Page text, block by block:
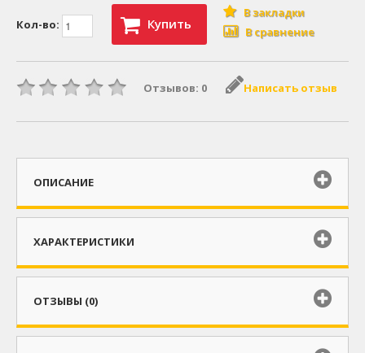
Кол-во: Купить
В закладки
В сравнение
Отзывов: 0 Написать отзыв
ОПИСАНИЕ
ХАРАКТЕРИСТИКИ
ОТЗЫВЫ (0)